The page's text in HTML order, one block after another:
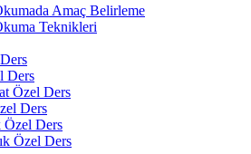
Amaç Belirleme
Teknikleri
Ders
Özel Ders
Ders
Özel Ders
Özel Ders